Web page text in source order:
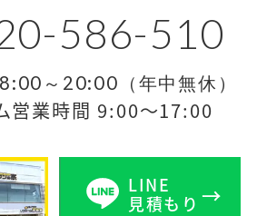
586-510
8:00～20:00（年中無休）
営業時間 9:00～17:00
LINE
見積もり